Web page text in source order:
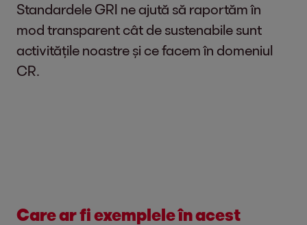
Standardele GRI ne ajută să raportăm în
mod transparent cât de sustenabile sunt
activitățile noastre și ce facem în domeniul
CR.
Care ar fi exemplele în acest